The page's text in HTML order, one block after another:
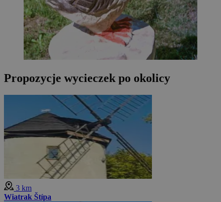
Propozycje wycieczek po okolicy
3 km
Wiatrak Štípa